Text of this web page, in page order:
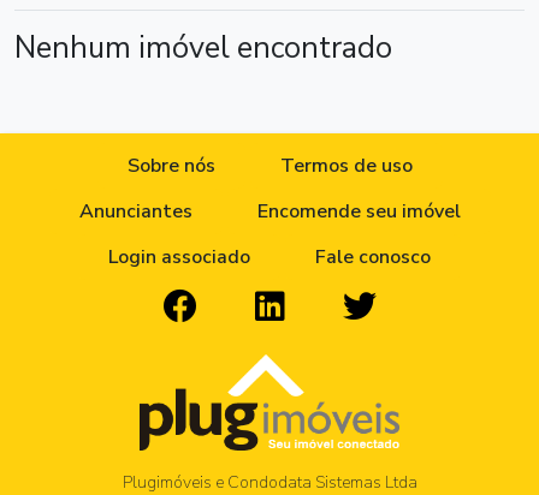
Nenhum imóvel encontrado
Sobre nós
Termos de uso
Anunciantes
Encomende seu imóvel
Login associado
Fale conosco
Plugimóveis e Condodata Sistemas Ltda